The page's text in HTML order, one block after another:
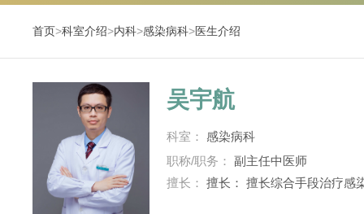
首页>科室介绍>内科>感染病科>医生介绍
吴宇航
科室：
感染病科
职称/职务： 副主任中医师
擅长： 擅长： 擅长综合手段治疗感